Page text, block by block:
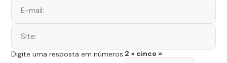
Digite uma resposta em números:2 × cinco =